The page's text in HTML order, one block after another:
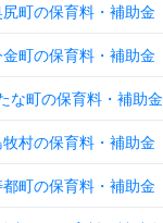
尻町の保育料・補助金
金町の保育料・補助金
な町の保育料・補助金
牧村の保育料・補助金
都町の保育料・補助金